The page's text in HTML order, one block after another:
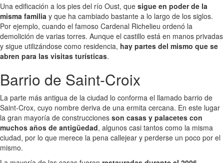
Una edificación a los pies del río Oust, que sigue en poder de la
misma familia y que ha cambiado bastante a lo largo de los siglos.
Por ejemplo, cuando el famoso Cardenal Richelieu ordenó la
demolición de varias torres. Aunque el castillo está en manos privadas
y sigue utilizándose como residencia, hay partes del mismo que se
abren para las visitas turísticas.
Barrio de Saint-Croix
La parte más antigua de la ciudad lo conforma el llamado barrio de
Saint-Crox, cuyo nombre deriva de una ermita cercana. En este lugar
la gran mayoría de construcciones son casas y palacetes con
muchos años de antigüedad, algunos casi tantos como la misma
ciudad, por lo que merece la pena callejear y perderse un poco por el
mismo.